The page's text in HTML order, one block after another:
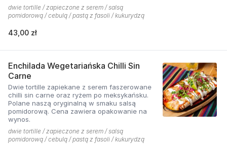
Cena zawiera opakowanie na wynos
dwie tortille / zapieczone z serem / salsą
pomidorową / cebulą / pastą z fasoli / kukurydzą
43,00 zł
Enchilada Wegetariańska Chilli Sin
Carne
Dwie tortille zapiekane z serem faszerowane
chilli sin carne oraz ryżem po meksykańsku.
Polane naszą oryginalną w smaku salsą
pomidorową. Cena zawiera opakowanie na
wynos.
dwie tortille / zapieczone z serem / salsą
pomidorową / cebulą / pastą z fasoli / kukurydzą